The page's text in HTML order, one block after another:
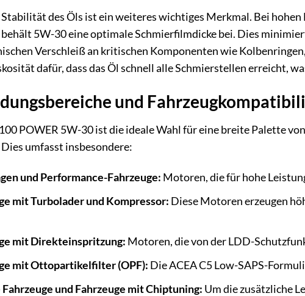
Stabilität des Öls ist ein weiteres wichtiges Merkmal. Bei
5W-30 eine optimale Schmierfilmdicke bei. Dies
Verschleiß an kritischen Komponenten wie
dafür, dass das Öl schnell alle Schmierstellen erreicht,
und
POWER 5W-30 ist die ideale Wahl für eine breite Palette
umfasst insbesondere:
und Performance-Fahrzeuge: Motoren, die für hohe
mit Turbolader und Kompressor: Diese Motoren erzeugen
mit Direkteinspritzung: Motoren, die von der LDD-
mit Ottopartikelfilter (OPF): Die ACEA C5 Low-SAPS-
und Fahrzeuge mit Chiptuning: Um die zusätzliche